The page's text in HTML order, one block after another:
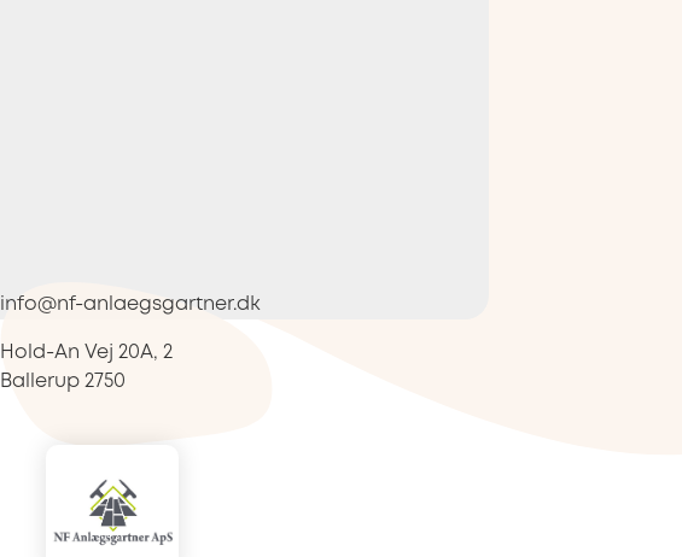
info@nf-anlaegsgartner.dk
Hold-An Vej 20A, 2
Ballerup 2750